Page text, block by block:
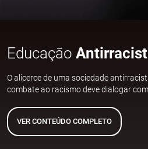
Educação
O alicerce de uma sociedade
combate ao racismo deve dialogar
VER CONTEÚDO COMPLETO